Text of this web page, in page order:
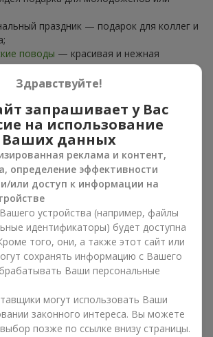
праздник — подарок для коллег и
поводы — красивая и нежная
события— подарок деловому
— универсальный подарок для любого
ручные композиции позволяют
благодарность, восхищение,
.
корзин в г.
классика,
минимализм
корзин на flowers.uaвключает
вкус:
композиции— сочетанияроз, лилий,
формах;
варианты — корзины в пастельных
Здравствуйте!
запрашивает у Вас
на использование
Ваших данных
реклама и контент,
определение эффективности
или доступ к информации на
устройства (например, файлы
идентификаторы) будет доступна
того, они, а также этот сайт или
сохранять информацию с Вашего
Ваши персональные
могут использовать Ваши
законного интереса. Вы можете
позже по ссылке внизу страницы.